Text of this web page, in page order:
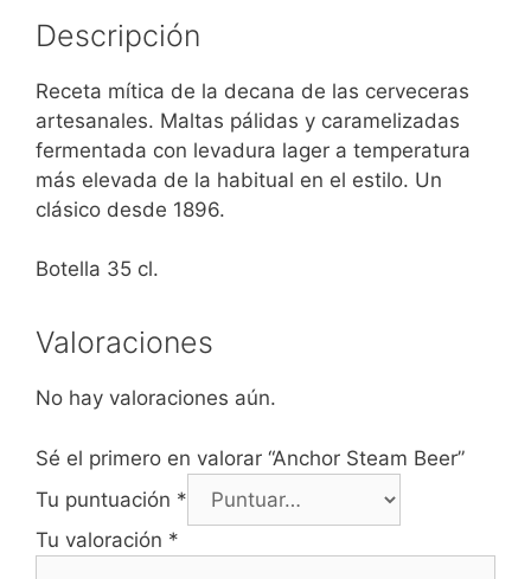
Descripción
Receta mítica de la decana de las cerveceras
artesanales. Maltas pálidas y caramelizadas
fermentada con levadura lager a temperatura
más elevada de la habitual en el estilo. Un
clásico desde 1896.
Botella 35 cl.
Valoraciones
No hay valoraciones aún.
Sé el primero en valorar “Anchor Steam Beer”
Tu puntuación *
Tu valoración *